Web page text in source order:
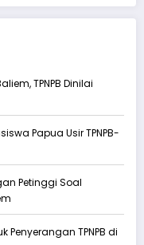
TPNPB Dinilai
Papua Usir TPNPB-
Petinggi Soal
Penyerangan TPNPB di